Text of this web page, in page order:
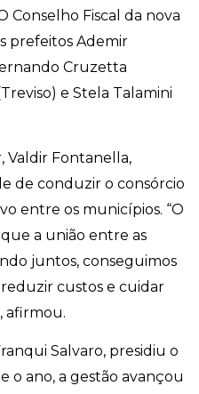
Conselho Fiscal da nova
prefeitos Ademir
Cruzetta
e Stela Talamini
Valdir Fontanella,
de conduzir o consórcio
entre os municípios. “O
a união entre as
juntos, conseguimos
custos e cuidar
afirmou.
Salvaro, presidiu o
o ano, a gestão avançou